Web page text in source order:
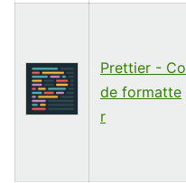
Prettier - Co
de formatte
r